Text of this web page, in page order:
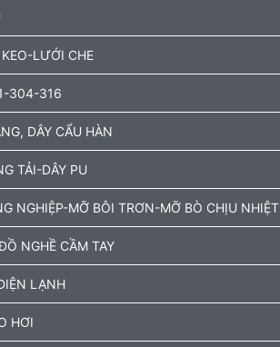
LƯỚI CHE
304-316
DÂY CẨU HÀN
TẢI-DÂY PU
NGHIỆP-MỠ BÔI TRƠN-MỠ BÒ CHỊU NHIỆT
NGHỀ CẦM TAY
LẠNH
HƠI